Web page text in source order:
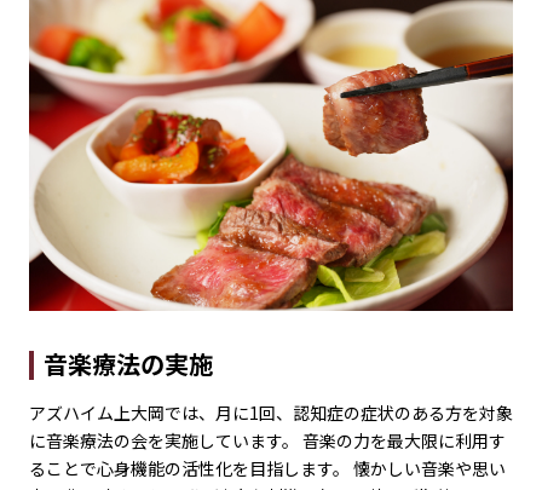
音楽療法の実施
アズハイム上大岡では、月に1回、認知症の症状のある方を対象
に音楽療法の会を実施しています。 音楽の力を最大限に利用す
ることで心身機能の活性化を目指します。 懐かしい音楽や思い